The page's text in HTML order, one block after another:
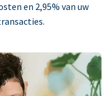
en 2,95% van uw